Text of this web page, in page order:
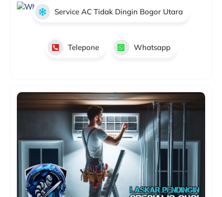
Service AC Tidak Dingin Bogor Utara
Telepone Whatsapp